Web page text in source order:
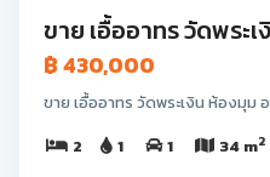
ขาย เอื้ออาทร วัดพระ
฿ 430,000
ขาย เอื้ออาทร วัดพระเงิน ห้องมุม
2
1 1 34 m2